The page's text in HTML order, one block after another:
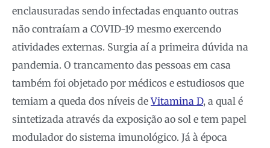
enclausuradas sendo infectadas enquanto outras
não contraíam a COVID-19 mesmo exercendo
atividades externas. Surgia aí a primeira dúvida na
pandemia. O trancamento das pessoas em casa
também foi objetado por médicos e estudiosos que
temiam a queda dos níveis deVitamina D, a qual é
sintetizada através da exposição ao sol e tem papel
modulador do sistema imunológico. Já à época